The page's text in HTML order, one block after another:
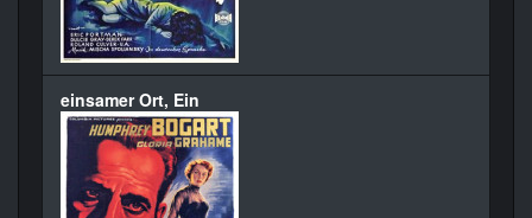
einsamer Ort, Ein